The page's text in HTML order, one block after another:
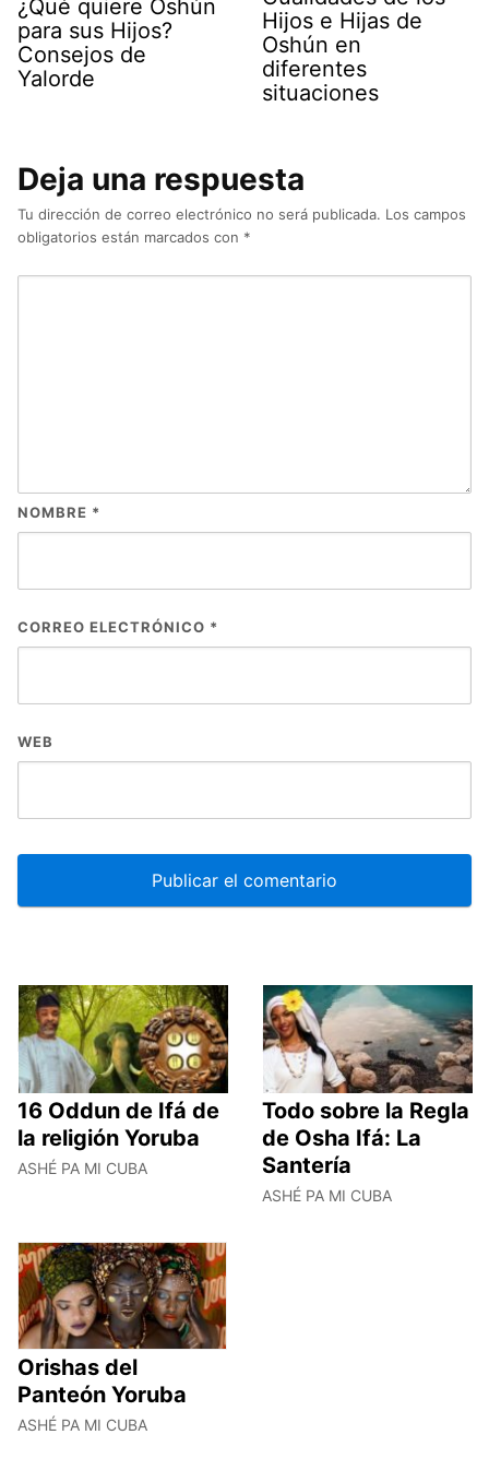
¿Qué quiere Oshún
para sus Hijos?
Consejos de
Yalorde
Hijos e Hijas de
Oshún en
diferentes
situaciones
Deja una respuesta
Tu dirección de correo electrónico no será publicada. Los campos
obligatorios están marcados con *
NOMBRE *
CORREO ELECTRÓNICO *
WEB
16 Oddun de Ifá de
la religión Yoruba
ASHÉ PA MI CUBA
Todo sobre la Regla
de Osha Ifá: La
Santería
ASHÉ PA MI CUBA
Orishas del
Panteón Yoruba
ASHÉ PA MI CUBA